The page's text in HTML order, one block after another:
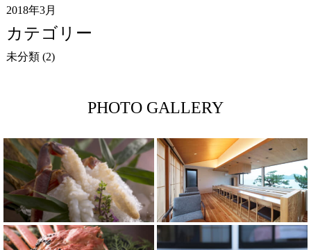
2018年3月
カテゴリー
未分類(2)
PHOTO GALLERY